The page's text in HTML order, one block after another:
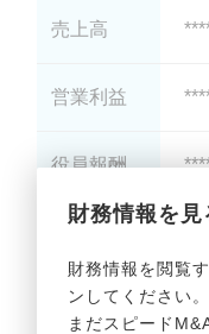
財務情報を見
財務情報を閲覧
ンしてください。
まだスピード
売上高
営業利益
役員報酬
貸借対照表（B/S）